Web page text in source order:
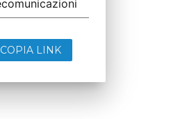
COPIA LINK